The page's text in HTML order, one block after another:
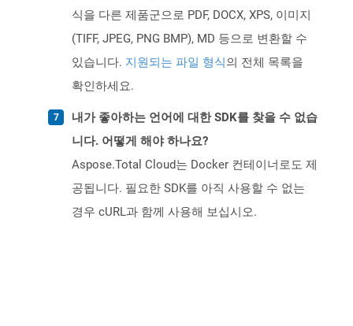
식을 다른 제품군으로 PDF, DOCX, XPS, 이미지
(TIFF, JPEG, PNG BMP), MD 등으로 변환할 수
있습니다. 지원되는 파일 형식의 전체 목록을
확인하세요.
내가 좋아하는 언어에 대한 SDK를 찾을 수 없습
니다. 어떻게 해야 하나요?
Aspose.Total Cloud는 Docker 컨테이너로도 제
공됩니다. 필요한 SDK를 아직 사용할 수 없는
경우 cURL과 함께 사용해 보십시오.